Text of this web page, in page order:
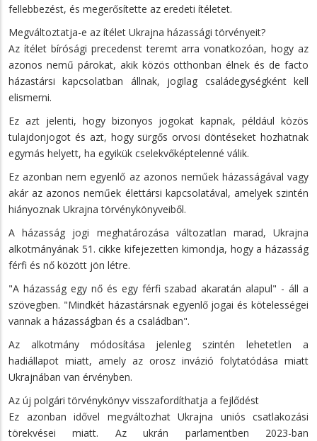
fellebbezést, és megerősítette az eredeti ítéletet.
Megváltoztatja-e az ítélet Ukrajna házassági törvényeit?
Az ítélet bírósági precedenst teremt arra vonatkozóan, hogy az
azonos nemű párokat, akik közös otthonban élnek és de facto
házastársi kapcsolatban állnak, jogilag családegységként kell
elismerni.
Ez azt jelenti, hogy bizonyos jogokat kapnak, például közös
tulajdonjogot és azt, hogy sürgős orvosi döntéseket hozhatnak
egymás helyett, ha egyikük cselekvőképtelenné válik.
Ez azonban nem egyenlő az azonos neműek házasságával vagy
akár az azonos neműek élettársi kapcsolatával, amelyek szintén
hiányoznak Ukrajna törvénykönyveiből.
A házasság jogi meghatározása változatlan marad, Ukrajna
alkotmányának 51. cikke kifejezetten kimondja, hogy a házasság
férfi és nő között jön létre.
"A házasság egy nő és egy férfi szabad akaratán alapul" - áll a
szövegben. "Mindkét házastársnak egyenlő jogai és kötelességei
vannak a házasságban és a családban".
Az alkotmány módosítása jelenleg szintén lehetetlen a
hadiállapot miatt, amely az orosz invázió folytatódása miatt
Ukrajnában van érvényben.
Az új polgári törvénykönyv visszafordíthatja a fejlődést
Ez azonban idővel megváltozhat Ukrajna uniós csatlakozási
törekvései miatt. Az ukrán parlamentben 2023-ban